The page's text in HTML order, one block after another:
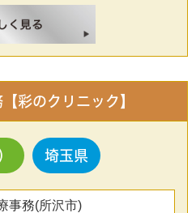
彩のクリニック】
埼玉県
事務(所沢市)